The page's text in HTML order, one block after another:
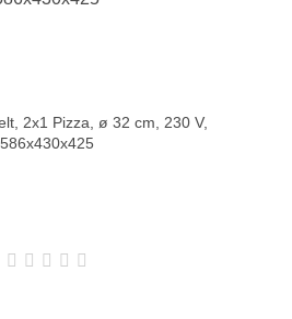
2x1 Pizza, ø 32 cm, 230 V,
586x430x425